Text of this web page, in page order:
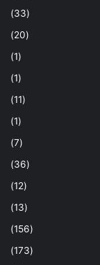
(33)
(20)
(1)
(1)
(11)
(1)
(7)
(36)
(12)
(13)
(156)
(173)